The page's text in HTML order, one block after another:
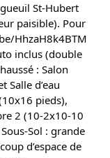
St-Hubert
paisible). Pour
HhzaH8k4BTM
inclus (double
: Salon
Salle d’eau
pieds),
2 (10-2x10-10
Sol : grande
d’espace de